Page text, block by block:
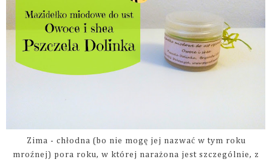
Zima - chłodna (bo nie mogę jej nazwać w tym roku
mroźnej) pora roku, w której narażona jest szczególnie, z